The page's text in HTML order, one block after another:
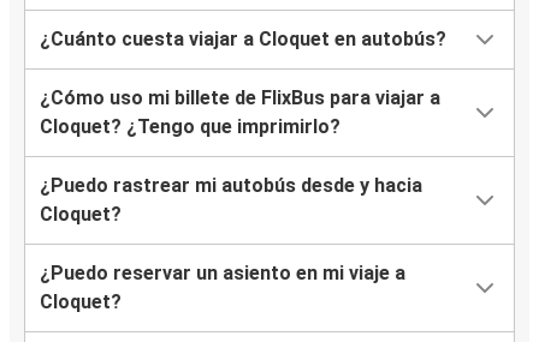
¿Cuánto cuesta viajar a Cloquet en autobús?
¿Cómo uso mi billete de FlixBus para viajar a
Cloquet? ¿Tengo que imprimirlo?
¿Puedo rastrear mi autobús desde y hacia
Cloquet?
¿Puedo reservar un asiento en mi viaje a
Cloquet?